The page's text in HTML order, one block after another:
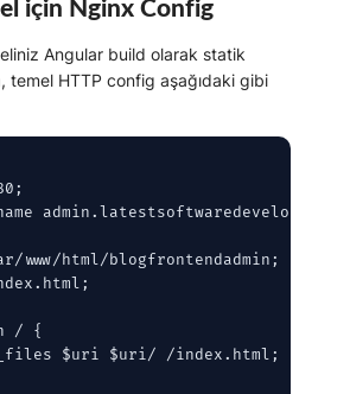
için Nginx Config
Angular build olarak statik
temel HTTP config aşağıdaki gibi
www/html/blogfrontendadmin;
/ {
$uri $uri/ /index.html;